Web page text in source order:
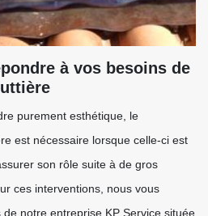
à vos besoins de
purement esthétique, le
est nécessaire lorsque celle-ci est
son rôle suite à de gros
ces interventions, nous vous
notre entreprise KP Service située